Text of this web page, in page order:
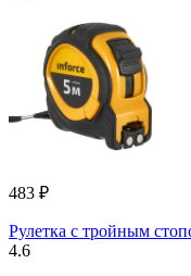
483 ₽
Рулетка с тройным
4.6